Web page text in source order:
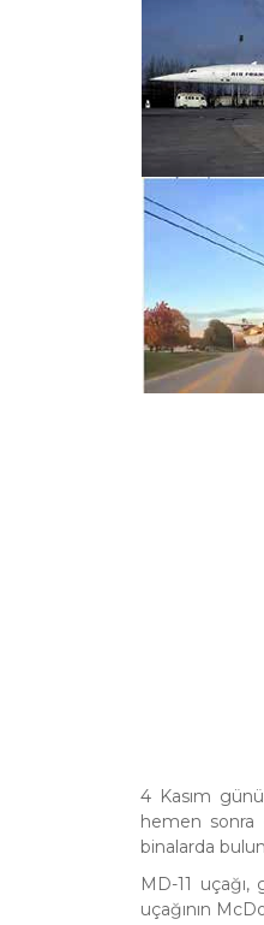
4 Kasım
hemen sonra
binalarda
MD-11
uçağının